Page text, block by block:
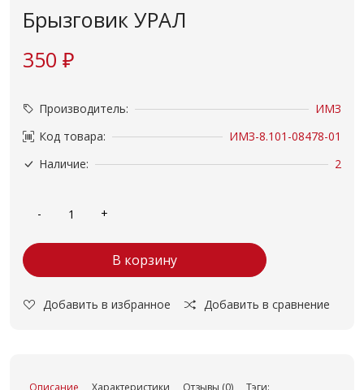
Брызговик УРАЛ
350 ₽
Производитель:
ИМЗ
Код товара:
ИМЗ-8.101-08478-01
Наличие:
2
В корзину
Добавить в избранное Добавить в сравнение
Описание Характеристики Отзывы (0) Тэги: